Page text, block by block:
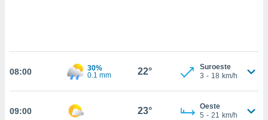
aceptar
08:00
30%
0.1 mm
22°
Suroeste
3 - 18 km/h
09:00 23°
Oeste
5 - 21 km/h